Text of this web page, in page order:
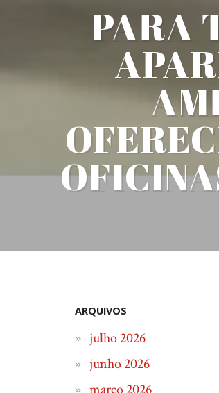
PARA
ARQUIVOS
julho 2026
junho 2026
março 2026